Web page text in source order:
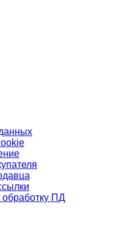
обработку ПД